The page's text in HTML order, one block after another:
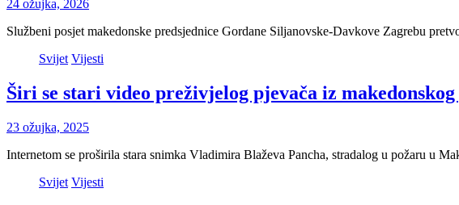
24 ožujka, 2026
Službeni posjet makedonske predsjednice Gordane Siljanovske-Davkove Zagrebu
Svijet Vijesti
Širi se stari video preživjelog pjevača iz
23 ožujka, 2025
Internetom se proširila stara snimka Vladimira Blaževa Pancha, stradalog u požaru u
Svijet Vijesti